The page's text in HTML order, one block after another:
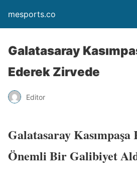
mesports.co
Galatasaray
Ederek Zirvede
Editor
Galatasaray Kasımpaşa
Önemli Bir Galibiyet